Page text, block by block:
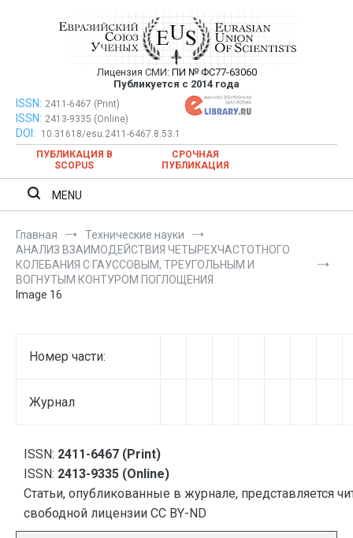
Евразийский Союз Ученых —
публикация научных статей в
ежемесячном научном журнале
Лицензия СМИ: ПИ № ФС77-63060
Публикуется с 2014 года
Евразийский Союз Ученых — публикация научных статей в
ежемесячном научном журнале
ISSN: 2411-6467 (Print)
ISSN: 2413-9335 (Online)
DOI:
10.31618/esu.2411-6467.8.53.1
ПУБЛИКАЦИЯ В
SCOPUS
СРОЧНАЯ
ПУБЛИКАЦИЯ
MENU
Главная
Технические науки
АНАЛИЗ ВЗАИМОДЕЙСТВИЯ ЧЕТЫРЕХЧАСТОТНОГО
КОЛЕБАНИЯ С ГАУССОВЫМ, ТРЕУГОЛЬНЫМ И
ВОГНУТЫМ КОНТУРОМ ПОГЛОЩЕНИЯ
Image 16
Номер части:
Журнал
ISSN: 2411-6467 (Print)
ISSN: 2413-9335 (Online)
Статьи, опубликованные в журнале, представляется
свободной лицензии CC BY-ND